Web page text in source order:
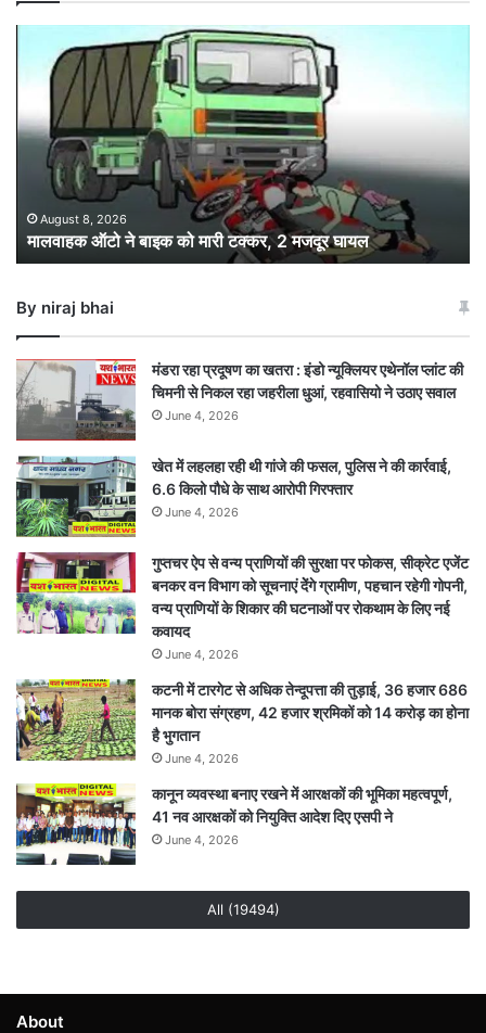
को
टक्कर,
मजदूर
घायल
August 8, 2026
मालवाहक ऑटो ने बाइक को मारी टक्कर, 2 मजदूर घायल
By niraj bhai
मंडरा रहा प्रदूषण का खतरा : इंडो न्यूक्लियर एथेनॉल प्लांट की
चिमनी से निकल रहा जहरीला धुआं, रहवासियो ने उठाए सवाल
June 4, 2026
खेत में लहलहा रही थी गांजे की फसल, पुलिस ने की कार्रवाई,
6.6 किलो पौधे के साथ आरोपी गिरफ्तार
June 4, 2026
गुप्तचर ऐप से वन्य प्राणियों की सुरक्षा पर फोकस, सीक्रेट एजेंट
बनकर वन विभाग को सूचनाएं देेंगे ग्रामीण, पहचान रहेगी गोपनी,
वन्य प्राणियों के शिकार की घटनाओं पर रोकथाम के लिए नई
कवायद
June 4, 2026
कटनी में टारगेट से अधिक तेन्दूपत्ता की तुड़ाई, 36 हजार 686
मानक बोरा संग्रहण, 42 हजार श्रमिकों को 14 करोड़ का होना
है भुगतान
June 4, 2026
कानून व्यवस्था बनाए रखने में आरक्षकों की भूमिका महत्वपूर्ण,
41 नव आरक्षकों को नियुक्ति आदेश दिए एसपी ने
June 4, 2026
All (19494)
About